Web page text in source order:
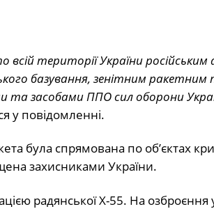
території України російським
базування, зенітним ракетним
та засобами ППО сил оборони
у повідомленні.
була спрямована по об’єктах
захисниками України.
радянської Х-55. На